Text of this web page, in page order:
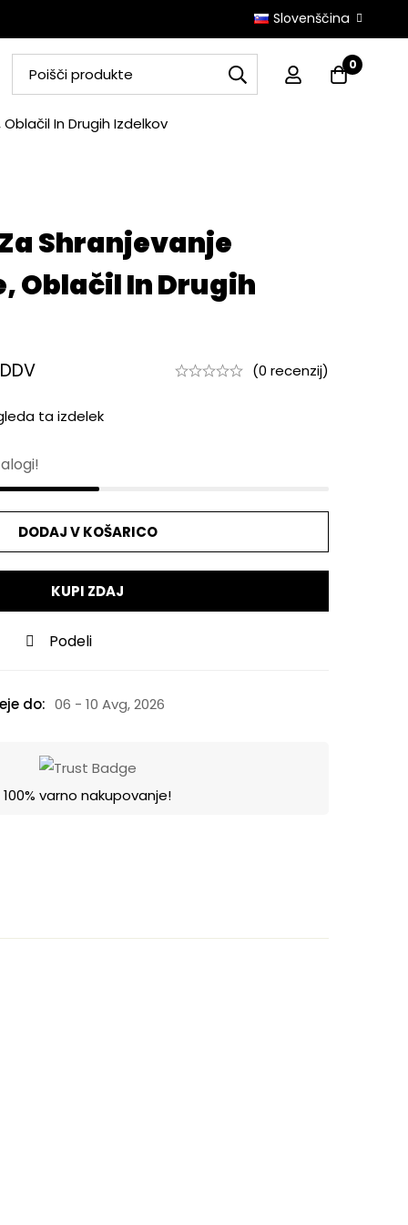
Slovenščina
0
In Drugih Izdelkov
Shranjevanje
Oblačil In Drugih
(0 recenzij)
ta izdelek
DODAJ V KOŠARICO
KUPI ZDAJ
Podeli
do: 06 - 10 Avg, 2026
100% varno nakupovanje!